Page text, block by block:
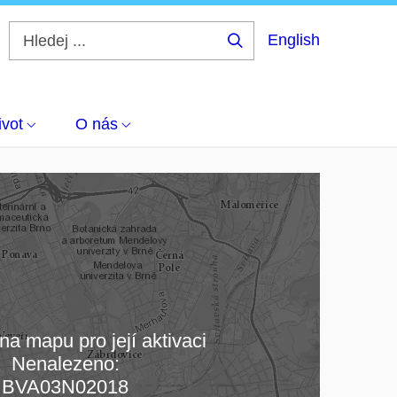
English
O nás
mapu…
mapu pro její aktivaci
Nenalezeno:
BVA03N02018